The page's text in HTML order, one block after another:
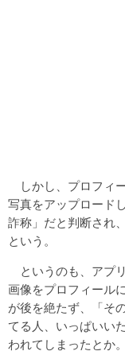
しかし、プロフィ
写真をアップロード
詐称」だと判断され
という。
というのも、アプ
画像をプロフィール
が後を絶たず、「そ
てる人、いっぱいい
われてしまったとか。